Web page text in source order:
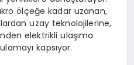
ölçeğe kadar uzanan,
uzay teknolojilerine,
elektrikli ulaşıma
kapsıyor.